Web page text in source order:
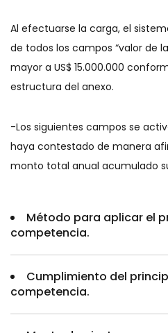
Al efectuarse la carga, el
de todos los campos “valor de
mayor a US$ 15.000.000
estructura del anexo.
-Los siguientes campos se
haya contestado de manera
monto total anual acumulado
Método para aplicar el
competencia.
Cumplimiento del
competencia.